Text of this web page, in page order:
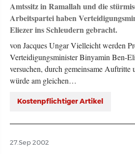
Amtssitz in Ramallah und die
Arbeitspartei haben
Eliezer ins Schleudern gebracht.
von Jacques Ungar Vielleicht werden
Verteidigungsminister Binyamin Ben-
versuchen, durch gemeinsame Auftritte
würde am gleichen…
Kostenpflichtiger Artikel
27.Sep 2002